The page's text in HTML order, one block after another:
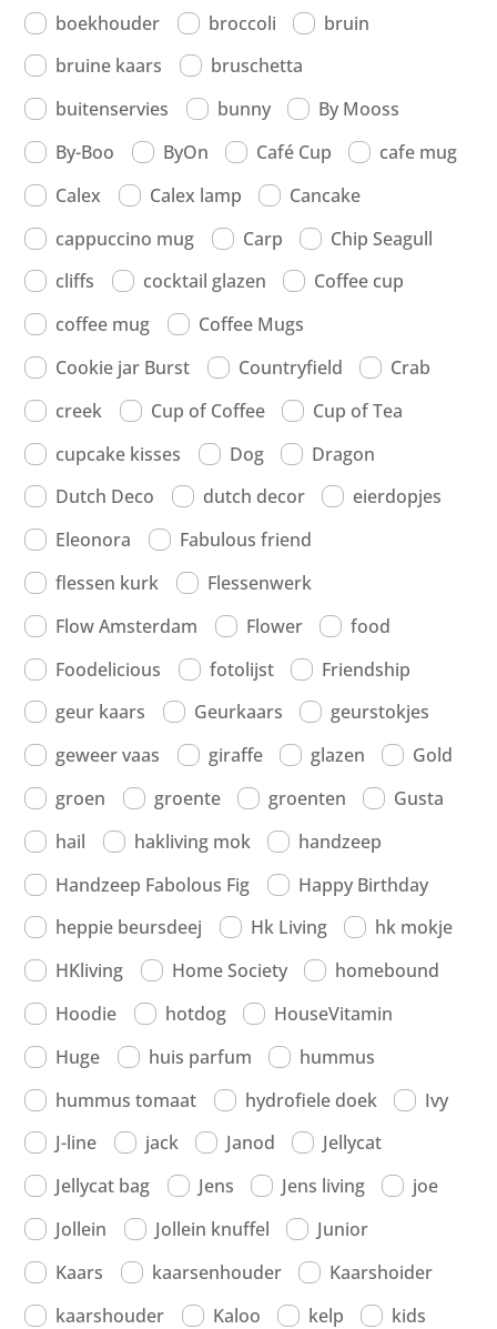
boekhouder
broccoli
bruin
bruine kaars
bruschetta
buitenservies
bunny
By Mooss
By-Boo
ByOn Café Cup
cafe mug
Calex
Calex lamp
Cancake
cappuccino mug
Carp
Chip Seagull
cliffs
cocktail glazen
Coffee cup
coffee mug
Coffee Mugs
Cookie jar Burst
Countryfield
Crab
creek
Cup of Coffee
Cup of Tea
cupcake kisses
Dog
Dragon
Dutch Deco
dutch decor
eierdopjes
Eleonora
Fabulous friend
flessen kurk
Flessenwerk
Flow Amsterdam
Flower
food
Foodelicious
fotolijst
Friendship
geur kaars
Geurkaars
geurstokjes
geweer vaas
giraffe glazen
Gold
groen
groente groenten
Gusta
hail
hakliving mok
handzeep
Handzeep Fabolous Fig
Happy Birthday
heppie beursdeej
Hk Living
hk mokje
HKliving
Home Society
homebound
Hoodie
hotdog
HouseVitamin
Huge
huis parfum
hummus
hummus tomaat
hydrofiele doek
Ivy
J-line
jack Janod
Jellycat
Jellycat bag
Jens Jens living
joe
Jollein
Jollein knuffel
Junior
Kaars
kaarsenhouder
Kaarshoider
kaarshouder
Kaloo kelp
kids